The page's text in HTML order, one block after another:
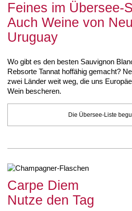
Feines im Übersee-
Auch Weine von
Uruguay
Wo gibt es den besten Sauvignon
Rebsorte Tannat hoffähig gemacht?
zwei Länder weit weg, die uns
Wein bescheren.
Die Übersee-Liste
Carpe Diem
Nutze den Tag